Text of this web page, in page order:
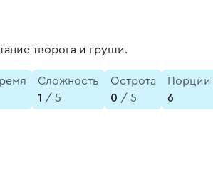
творога и груши.
Сложность
1 / 5
Острота
0 / 5
Порции
6